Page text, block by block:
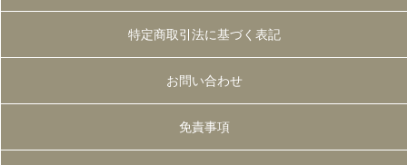
特定商取引法に基づく表記
お問い合わせ
免責事項